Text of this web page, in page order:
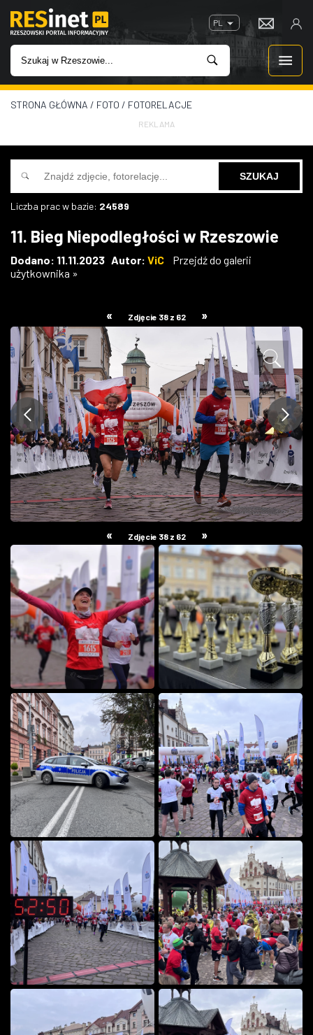
PL
WIADOMOŚCI
INWESTYCJE
IMPREZY
W KINACH
ZDJĘCIA
W RZESZOWIE
STRONA GŁÓWNA / FOTO / FOTORELACJE
REKLAMA
Liczba prac w bazie: 24589
11. Bieg Niepodległości w Rzeszowie
Dodano: 11.11.2023 Autor: ViC
Przejdź do galerii
użytkownika »
« Zdjęcie 38 z 62 »
« Zdjęcie 38 z 62 »